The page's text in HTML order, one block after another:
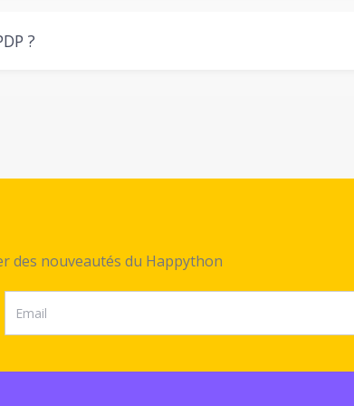
?
des nouveautés du Happython